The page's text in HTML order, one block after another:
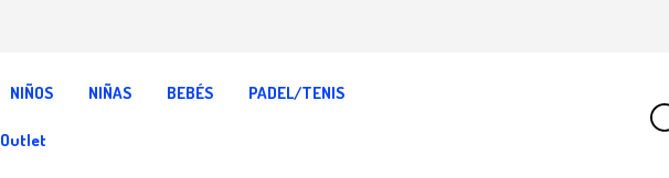
NIÑOS NIÑAS BEBÉS PADEL/TENIS
Outlet